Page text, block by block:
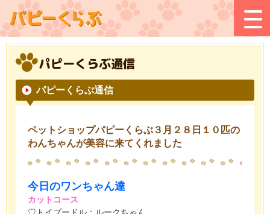
パピーくらぶ通信
パピーくらぶ通信
ペットショップパピーくらぶ３月２８日１０匹の
わんちゃんが美容に来てくれました
今日のワンちゃん達
カットコース
♡トイプードル：ルークちゃん